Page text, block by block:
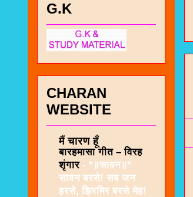
G.K
CHARAN
WEBSITE
मैं चारण हूँ
बारहमासा गीत – विरह
शृंगार - *॥सावन॥*
सावन बरसे! सब जन
हरसे, झिरमिर बरसे मेह!